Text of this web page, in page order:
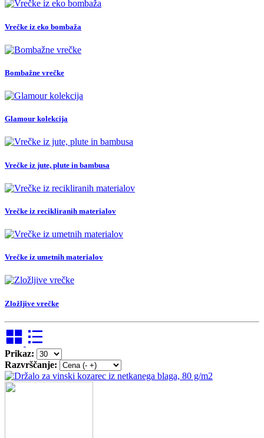
Vrečke iz eko bombaža
Bombažne vrečke
Glamour kolekcija
Vrečke iz jute, plute in bambusa
Vrečke iz recikliranih materialov
Vrečke iz umetnih materialov
Zložljive vrečke
Prikaz:
Razvrščanje: